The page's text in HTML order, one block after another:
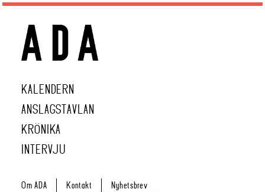
KALENDERN
ANSLAGSTAVLAN
KRÖNIKA
INTERVJU
Om ADA Kontakt Nyhetsbrev